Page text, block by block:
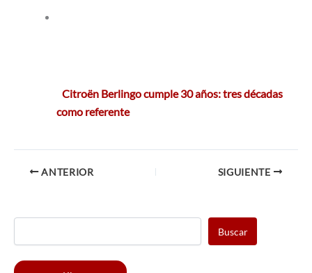
Citroën Berlingo cumple 30 años: tres décadas
como referente
ANTERIOR SIGUIENTE
Buscar